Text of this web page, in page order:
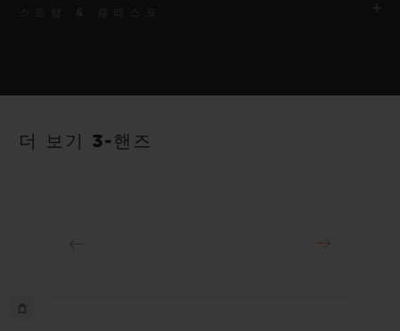
약 48시간
스트랩
더 보기 3-핸즈